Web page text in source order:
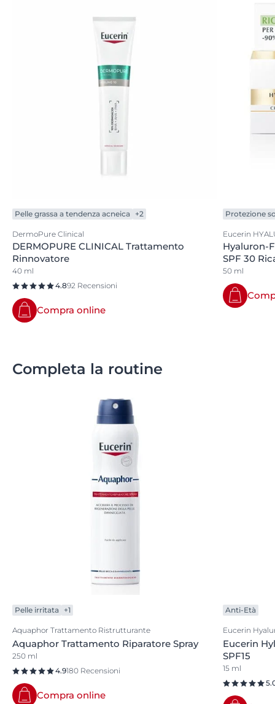
Pelle grassa a tendenza acneica +2
DermoPure Clinical
DERMOPURE CLINICAL Trattamento
Rinnovatore
40 ml
4.892 Recensioni
Compra online
Protezione
Eucerin
Hyaluron-
SPF 30
50 ml
Completa la routine
Pelle irritata +1
Aquaphor Trattamento Ristrutturante
Aquaphor Trattamento Riparatore Spray
250 ml
4.9180 Recensioni
Compra online
Anti-Età
Eucerin
Eucerin
SPF15
15 ml